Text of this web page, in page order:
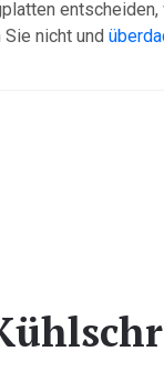
nicht und